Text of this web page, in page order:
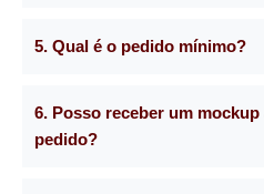
5. Qual é o pedido mínimo?
6. Posso receber um
pedido?